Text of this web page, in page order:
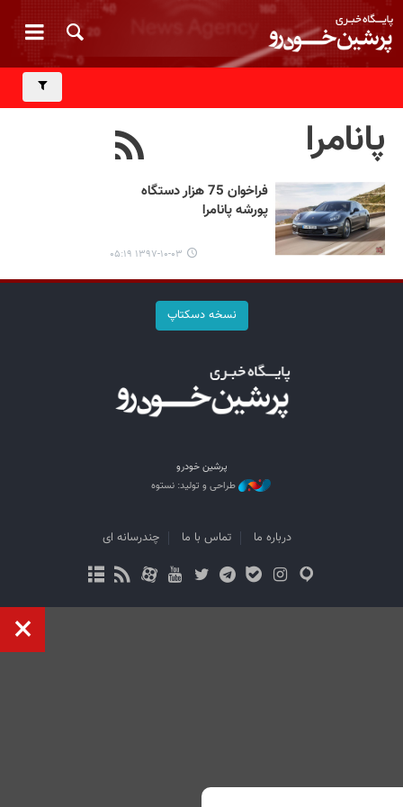
پانامرا
فراخوان 75 هزار دستگاه
پورشه پانامرا
۱۳۹۷-۱۰-۰۳ ۰۵:۱۹
نسخه دسکتاپ
پرشین خودرو
طراحی و تولید: نستوه
درباره ما تماس با ما چندرسانه ای